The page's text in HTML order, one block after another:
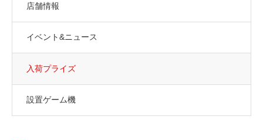
店舗情報
イベント&ニュース
入荷プライズ
設置ゲーム機